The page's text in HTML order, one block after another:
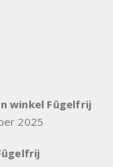
winkel Fûgelfrij
2025